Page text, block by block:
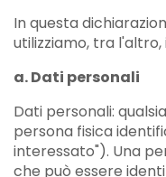
In questa
utilizziamo, tra
a. Dati personali
Dati personali:
persona fisica
interessato"). Una
che può essere